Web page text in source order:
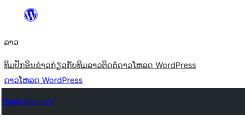
ທີ່
ເນື້ອຫາ
ລາວ
ທິມປັກອິນຂ່າວກ່ຽວກັບທິມລາວຕິດຕໍ່ດາວໂຫລດ WordPress
ດາວໂຫລດ WordPress
Plugin Directory